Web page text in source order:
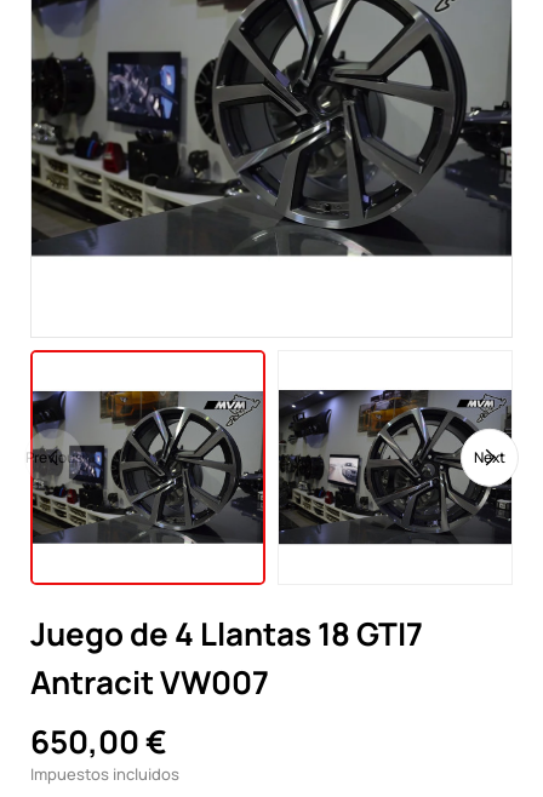
Previous Next
Juego de 4 Llantas 18 GTI7
Antracit VW007
650,00 €
Impuestos incluidos